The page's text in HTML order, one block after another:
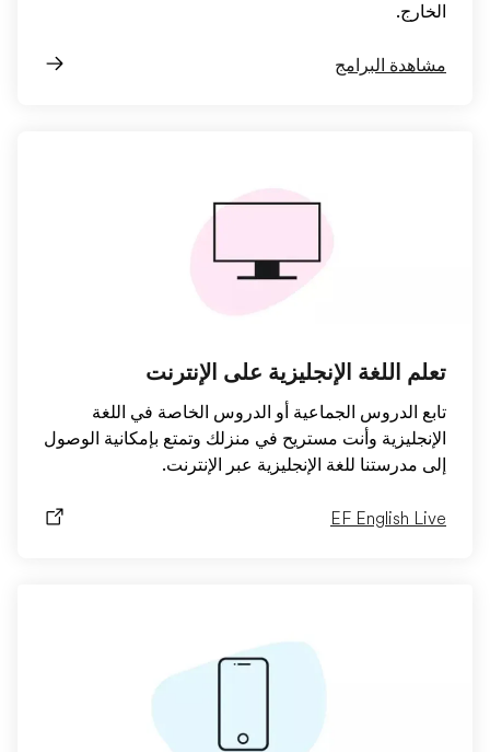
الخارج.
مشاهدة البرامج
تعلم اللغة الإنجليزية على الإنترنت
تابع الدروس الجماعية أو الدروس الخاصة في اللغة
الإنجليزية وأنت مستريح في منزلك وتمتع بإمكانية الوصول
إلى مدرستنا للغة الإنجليزية عبر الإنترنت.
EF English Live